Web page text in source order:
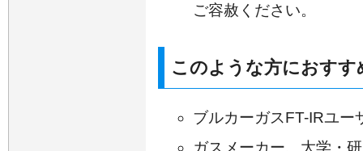
ご容赦ください。
このような方におすす
ブルカーガスFT-IRユー
ガスメーカー、大学・